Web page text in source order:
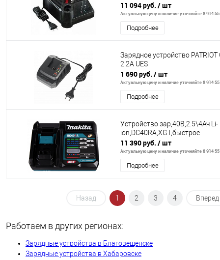
11 094 руб. / шт
Актуальную цену и наличие уточняйте 8 914
Подробнее
Зарядное устройство
2.2A UES
1 690 руб. / шт
Актуальную цену и наличие уточняйте 8 914
Подробнее
Устройство зар,40В,2.5\4Ач Li-
ion,DC40RA,XGT,быстрое
11 390 руб. / шт
Актуальную цену и наличие уточняйте 8 914
Подробнее
Назад 1 2 3 4 Вперед
Работаем в других регионах:
Зарядные устройства в Благовещенске
Зарядные устройства в Хабаровске